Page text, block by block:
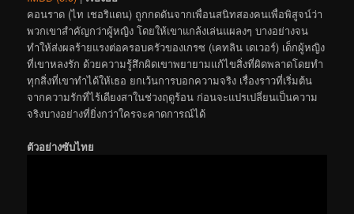
คอนราด (ไท เชอริแดน) ถูกกดดันจากเพื่อนสนิทสองคนเพื่อพิสูจน์ว่า
พวกเขาสำคัญกว่าผู้หญิง โดยให้เขาแกล้งเล่นแผลงๆ บางอย่างจน
ทำให้ส่งผลร้ายแรงต่อครอบครัวของเกรซ (เคทลิน เดเวอร์) เด็กผู้หญิง
ที่เขาหลงรัก ด้วยความรู้สึกผิดเขาพยายามแก้ไขสิ่งที่ผิดพลาดโดยทำ
ทุกสิ่งที่เขาทำได้ให้เธอ ยกเว้นการบอกความจริง เรื่องราวที่เริ่มต้น
จากความรักที่ไร้เดียงสาในช่วงฤดูร้อน ก่อนจะแปรเปลี่ยนเป็นความ
จริงบางอย่างที่ยิ่งกว่าใครจะคาดการณ์ได้
ตัวอย่างซับไทย